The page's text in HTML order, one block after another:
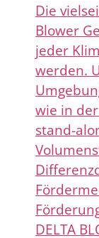
Die
Blower
jeder
werden.
wie in
stand-
DELTA